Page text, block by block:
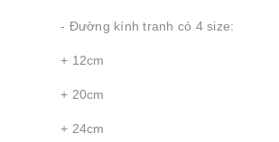
- Đường kính tranh có 4 size:
+ 12cm
+ 20cm
+ 24cm